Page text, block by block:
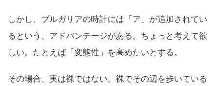
しかし、ブルガリアの時計には「ア」が追加されてい
るという、アドバンテージがある。ちょっと考えて欲
しい。たとえば「変態性」を高めたいとする。
その場合、実は裸ではない。裸でその辺を歩いている